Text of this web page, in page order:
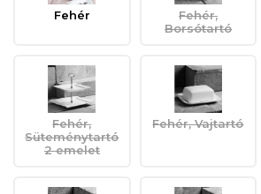
Fehér
Fehér,
Borsótartó
Fehér,
Süteménytartó
2 emelet
Fehér, Vajtartó